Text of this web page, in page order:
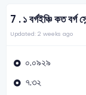
7 .১ বর্গইঞ্চি কত বর্গ
Updated: 2 weeks ago
০.০৯২৯
৭.৩২